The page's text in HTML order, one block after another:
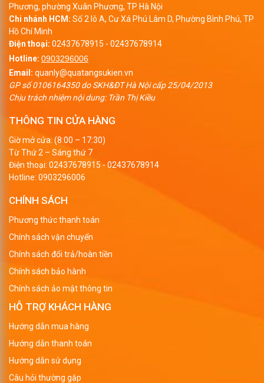
Phương, phường Xuân Phương, TP Hà Nội
Chi nhánh HCM: Số 2 lô A, Cư Xá Phú Lâm D, Phường Bình Phú, TP
Hồ Chí Minh
Điện thoại: 02437678915 - 02437678914
Hotline: 0903296006
Email: quanly@quatangsukien.vn
GP số 0106164350 do SKH&ĐT Hà Nội cấp 25/04/2013
Chịu trách nhiệm nội dung: Trần Thị Kiều
THÔNG TIN CỬA HÀNG
Giờ mở cửa: (8:00 – 17:30)
Từ Thứ 2 – Sáng thứ 7
Điện thoại: 02437678915 - 02437678914
Hotline: 0903296006
CHÍNH SÁCH
Phương thức thanh toán
Chính sách vận chuyển
Chính sách đổi trả/hoàn tiền
Chính sách bảo hành
Chính sách ảo mật thông tin
HỖ TRỢ KHÁCH HÀNG
Hướng dẫn mua hàng
Hướng dẫn thanh toán
Hướng dẫn sử dụng
Câu hỏi thường gặp